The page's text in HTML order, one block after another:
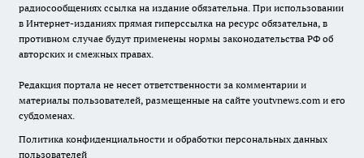
радиосообщениях ссылка на издание обязательна. При использовании
в Интернет-изданиях прямая гиперссылка на ресурс обязательна, в
противном случае будут применены нормы законодательства РФ об
авторских и смежных правах.
Редакция портала не несет ответственности за комментарии и
материалы пользователей, размещенные на сайте youtvnews.com и его
субдоменах.
Политика конфиденциальности и обработки персональных данных
пользователей